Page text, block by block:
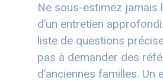
Ne sous-estimez jamais
d’un entretien
liste de questions
pas à demander des
d’anciennes familles. Un